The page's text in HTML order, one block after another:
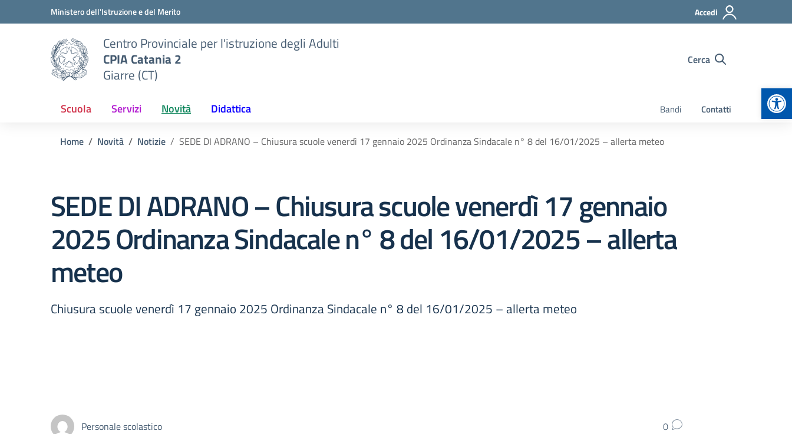
Vai ai contenuti
Vai al menu di navigazioneMinistero dell'Istruzione e del Merito Accedi
Centro Provinciale per l'istruzione degli Adulti
CPIA Catania 2
Giarre (CT)
Cerca
Scuola Servizi Novità Didattica Bandi Contatti
Home Novità Notizie SEDE DI ADRANO – Chiusura scuole venerdì 17 gennaio 2025 Ordinanza Sindacale n° 8 del 16/01/2025 – allerta meteo
SEDE DI ADRANO – Chiusura scuole venerdì 17 gennaio
2025 Ordinanza Sindacale n° 8 del 16/01/2025 – allerta
meteo
Chiusura scuole venerdì 17 gennaio 2025 Ordinanza Sindacale n° 8 del 16/01/2025 – allerta meteo
Personale scolastico 0